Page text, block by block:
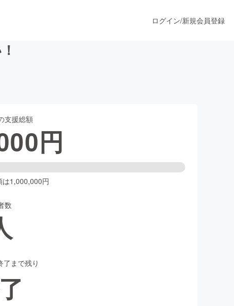
ア
ログイン/新規会員登録
支援総額
円
は1,000,000円
数
了まで残り